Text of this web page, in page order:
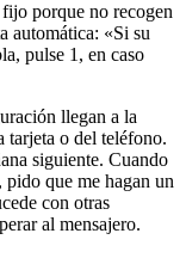
porque no recogen
automática: «Si su
pulse 1, en caso
llegan a la
tarjeta o del teléfono.
siguiente. Cuando
que me hagan un
con otras
al mensajero.